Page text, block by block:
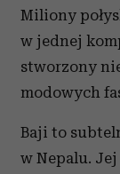
Miliony
w jednej
stworzony
modowych
Baji to
w Nepalu.